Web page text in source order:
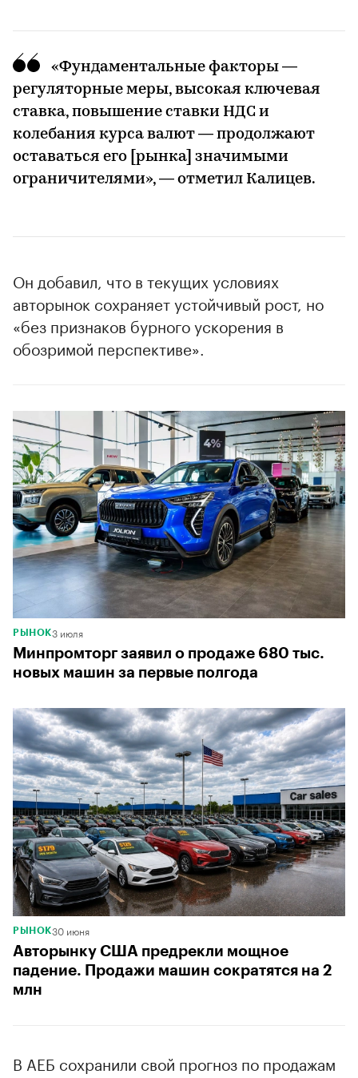
00:00 / 00:00
«Фундаментальные факторы —
регуляторные меры, высокая ключевая
ставка, повышение ставки НДС и
колебания курса валют — продолжают
оставаться его [рынка] значимыми
ограничителями», — отметил Калицев.
Он добавил, что в текущих условиях
авторынок сохраняет устойчивый рост, но
«без признаков бурного ускорения в
обозримой перспективе».
РЫНОК3 июля
Минпромторг заявил о продаже 680 тыс.
новых машин за первые полгода
РЫНОК30 июня
Авторынку США предрекли мощное
падение. Продажи машин сократятся на 2
млн
В АЕБ сохранили свой прогноз по продажам